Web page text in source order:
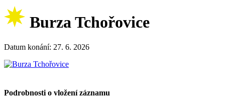
Burza Tchořovice
Datum konání: 27. 6. 2026
Podrobnosti o vložení záznamu